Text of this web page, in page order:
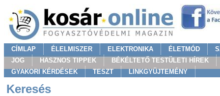
CÍMLAP ÉLELMISZER ELEKTRONIKA ÉLETMÓD
JOG
HASZNOS TIPPEK
BÉKÉLTETŐ TESTÜLETI HÍREK
GYAKORI KÉRDÉSEK
TESZT LINKGYÜJTEMÉNY
Keresés